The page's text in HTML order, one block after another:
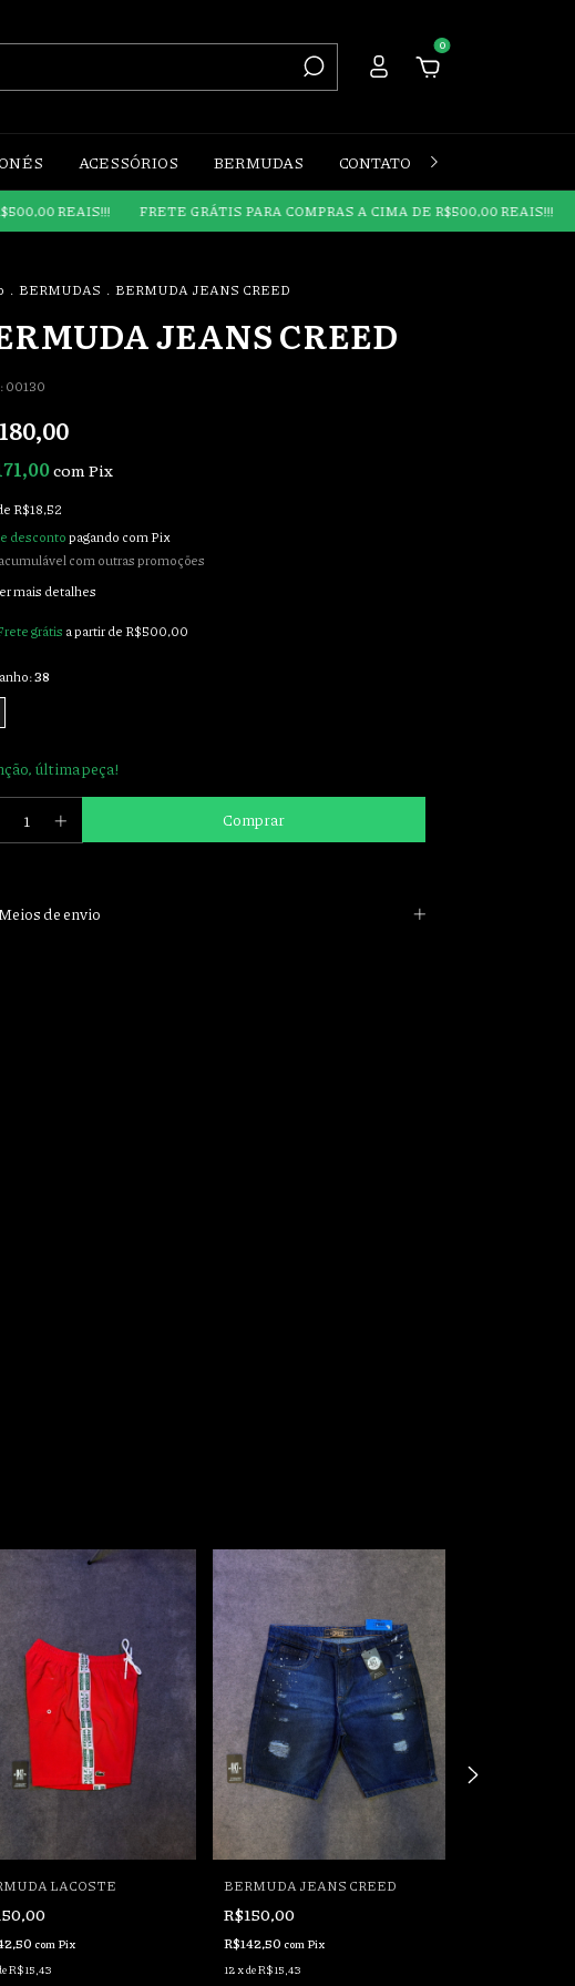
0
ACESSÓRIOS BERMUDAS CONTATO
FRETE GRÁTIS PARA COMPRAS A CIMA DE R$500,00 REAIS!!! FRETE
. BERMUDAS . BERMUDA JEANS CREED
JEANS CREED
00130
comPix
R$18,52
descontopagando com Pix
com outras promoções
mais detalhes
grátis a partir deR$500,00
38
última peça!
de envio
LACOSTE
com Pix
R$15,43
BERMUDA JEANS CREED
R$150,00
R$142,50 com Pix
12 xdeR$15,43